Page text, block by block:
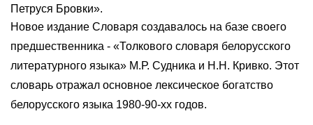
Петруся Бровки».
Новое издание Словаря создавалось на базе своего
предшественника - «Толкового словаря белорусского
литературного языка» М.Р. Судника и Н.Н. Кривко. Этот
словарь отражал основное лексическое богатство
белорусского языка 1980-90-хх годов.